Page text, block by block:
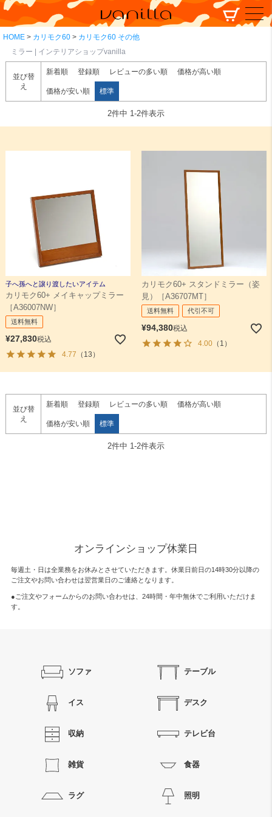
HOME カリモク60
カリモク60 その他
ミラー | インテリアショップvanilla
検索
並び替
え
新着順 登録順 レビューの多い順 価格が高い順
価格が安い順 標準
2件中 1-2件表示
子へ孫へと譲り渡したいアイテム
カリモク60+ メイキャップミラー
［A36007NW］
送料無料
¥27,830税込
4.77 （13）
カリモク60+ スタンドミラー（姿
見）［A36707MT］
送料無料 代引不可
¥94,380税込
4.00（1）
並び替
え
新着順 登録順 レビューの多い順 価格が高い順
価格が安い順 標準
2件中 1-2件表示
オンラインショップ休業日
毎週土・日は全業務をお休みとさせていただきます。休業日前日の14時30分以降の
ご注文やお問い合わせは翌営業日のご連絡となります。
●ご注文やフォームからのお問い合わせは、 24時間・年中無休でご利用いただけま
す。
ソファ テーブル
イス デスク
収納 テレビ台
雑貨 食器
ラグ 照明